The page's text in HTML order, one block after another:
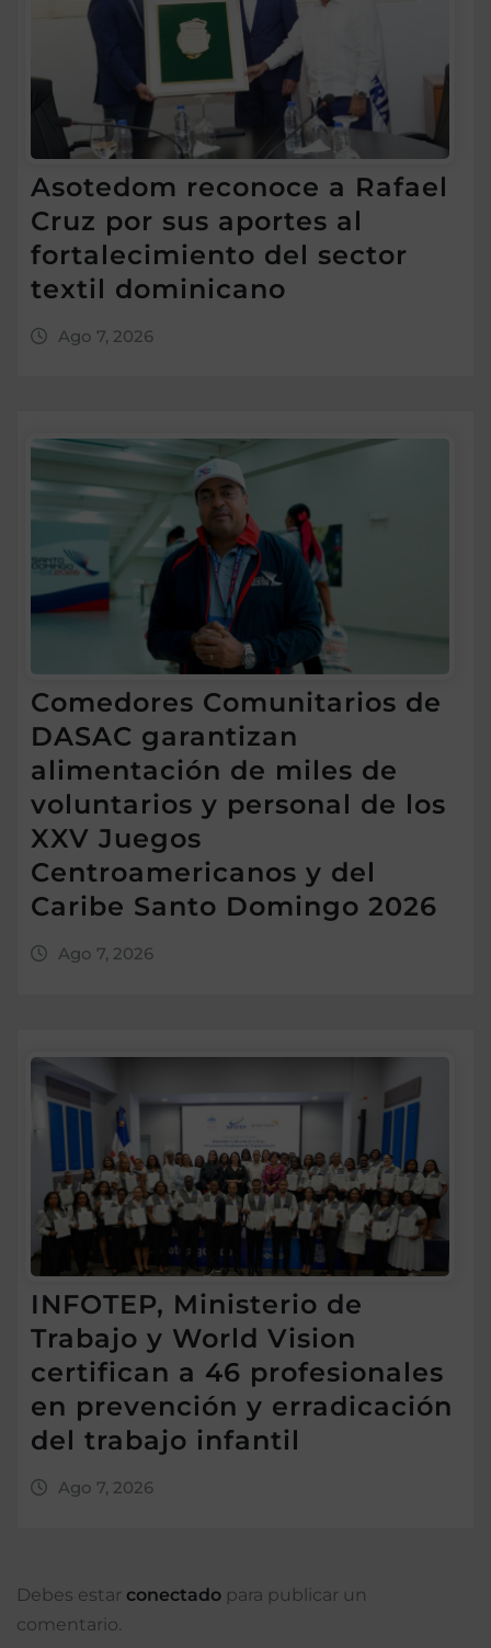
Asotedom reconoce a Rafael
Cruz por sus aportes al
fortalecimiento del sector
textil dominicano
Ago 7, 2026
Comedores Comunitarios de
DASAC garantizan
alimentación de miles de
voluntarios y personal de los
XXV Juegos
Centroamericanos y del
Caribe Santo Domingo 2026
Ago 7, 2026
INFOTEP, Ministerio de
Trabajo y World Vision
certifican a 46 profesionales
en prevención y erradicación
del trabajo infantil
Ago 7, 2026
Debes estar conectado para publicar un
comentario.